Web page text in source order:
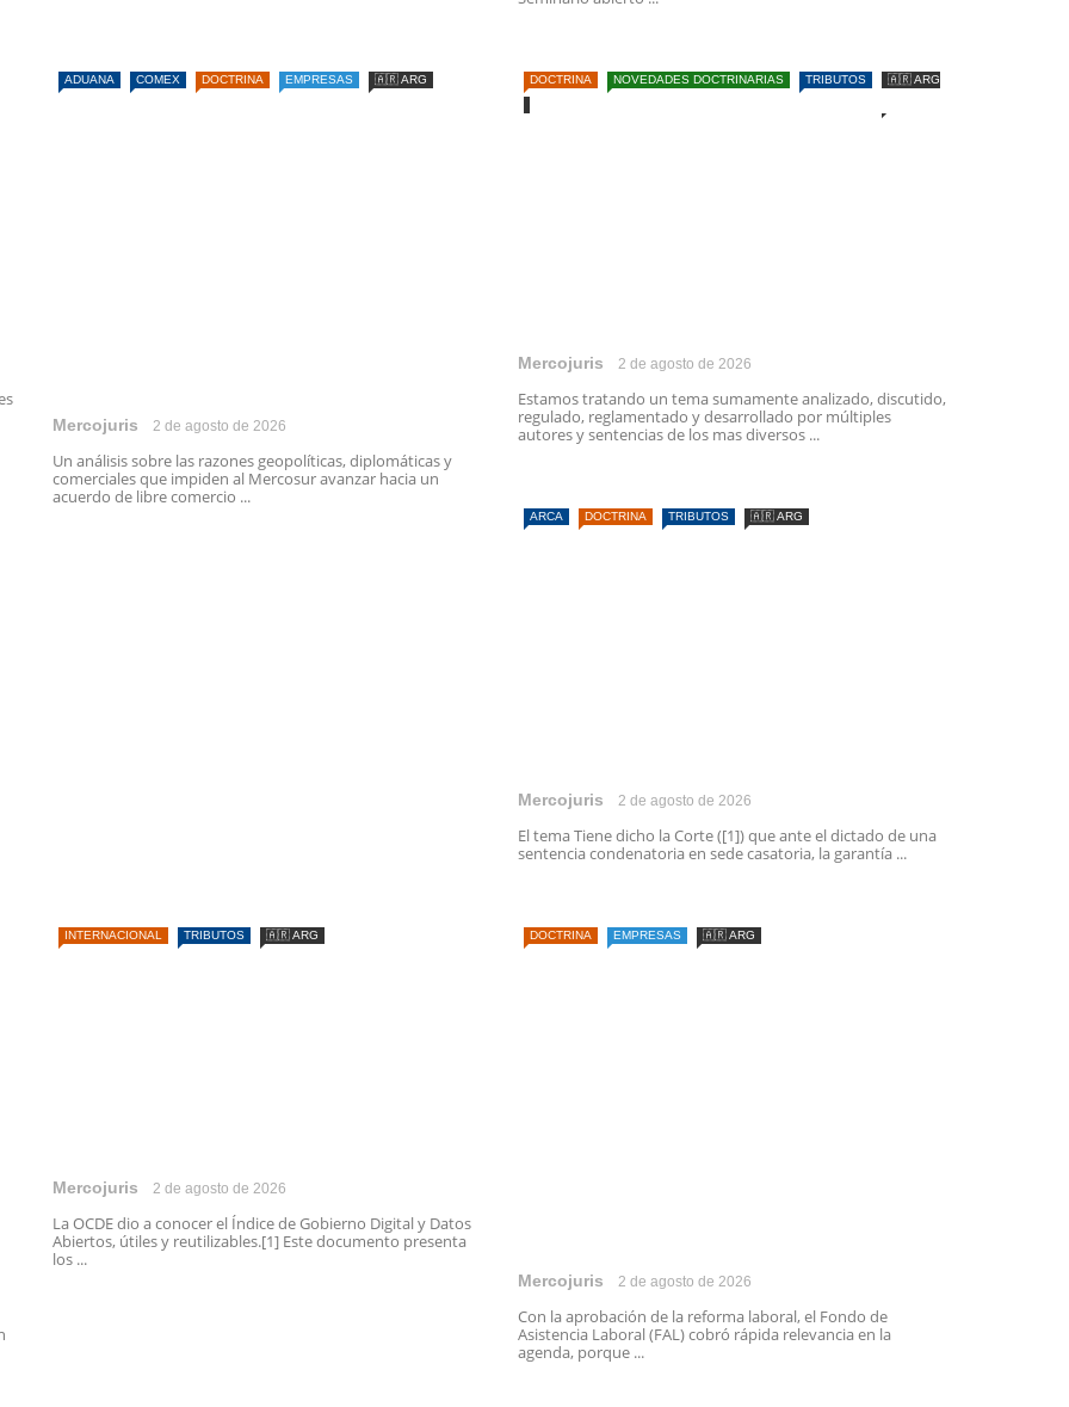
ADUANA COMEX DOCTRINA EMPRESAS 🇦🇷 ARG
Mercojuris 2 de agosto de 2026
Un análisis sobre las razones geopolíticas, diplomáticas y
comerciales que impiden al Mercosur avanzar hacia un
acuerdo de libre comercio ...
DOCTRINA NOVEDADES DOCTRINARIAS TRIBUTOS 🇦🇷 ARG
Mercojuris 2 de agosto de 2026
Estamos tratando un tema sumamente analizado, discutido,
regulado, reglamentado y desarrollado por múltiples
autores y sentencias de los mas diversos ...
ARCA DOCTRINA TRIBUTOS 🇦🇷 ARG
Mercojuris 2 de agosto de 2026
El tema Tiene dicho la Corte ([1]) que ante el dictado de una
sentencia condenatoria en sede casatoria, la garantía ...
INTERNACIONAL TRIBUTOS 🇦🇷 ARG
Mercojuris 2 de agosto de 2026
La OCDE dio a conocer el Índice de Gobierno Digital y Datos
Abiertos, útiles y reutilizables.[1] Este documento presenta
los ...
DOCTRINA EMPRESAS 🇦🇷 ARG
Mercojuris 2 de agosto de 2026
Con la aprobación de la reforma laboral, el Fondo de
Asistencia Laboral (FAL) cobró rápida relevancia en la
agenda, porque ...